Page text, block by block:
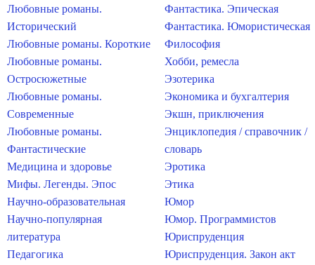
Любовные романы.
Исторический
Любовные романы. Короткие
Любовные романы.
Остросюжетные
Любовные романы.
Современные
Любовные романы.
Фантастические
Медицина и здоровье
Мифы. Легенды. Эпос
Научно-образовательная
Научно-популярная
литература
Педагогика
Фантастика. Эпическая
Фантастика. Юмористическая
Философия
Хобби, ремесла
Эзотерика
Экономика и бухгалтерия
Экшн, приключения
Энциклопедия / справочник /
словарь
Эротика
Этика
Юмор
Юмор. Программистов
Юриспруденция
Юриспруденция. Закон акт